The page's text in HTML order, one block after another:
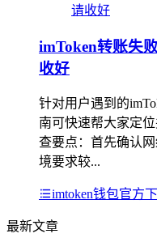
imToken转账失
收好
针对用户遇到的
南可快速帮大家定
查要点：首先确认
境要求较...
imtoken钱包官方
最新文章